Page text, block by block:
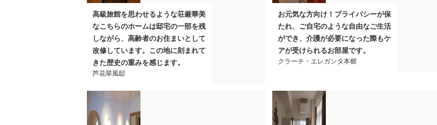
高級旅館を思わせるような荘厳華美
なこちらのホームは邸宅の一部を残
しながら、高齢者のお住まいとして
改修しています。この地に刻まれて
きた歴史の重みを感じます。
芦花翠風邸
お元気な方向け！プライバシーが保
たれ、ご自宅のような自由なご生活
ができ、介護が必要になった際もケ
アが受けられるお部屋です。
クラーチ・エレガンタ本郷